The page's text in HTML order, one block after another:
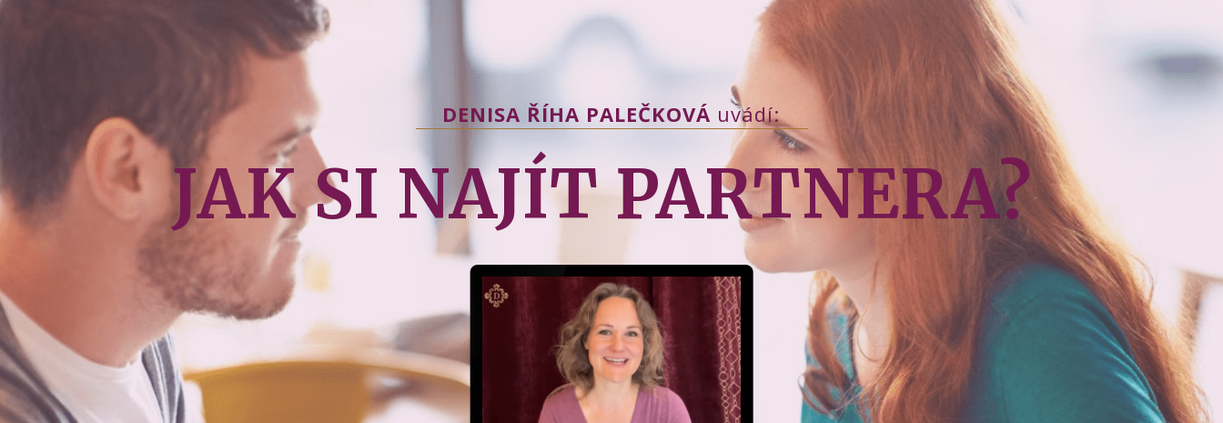
DENISA ŘÍHA PALEČKOVÁ uvádí:
JAK SI NAJÍT PARTNERA?